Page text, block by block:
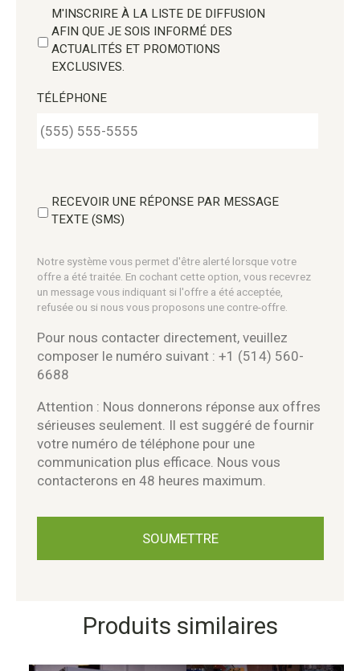
M'INSCRIRE À LA LISTE DE DIFFUSION
AFIN QUE JE SOIS INFORMÉ DES
ACTUALITÉS ET PROMOTIONS
EXCLUSIVES.
TÉLÉPHONE
RECEVOIR UNE RÉPONSE PAR MESSAGE
TEXTE (SMS)
Notre système vous permet d'être alerté lorsque votre
offre a été traitée. En cochant cette option, vous recevrez
un message vous indiquant si l'offre a été acceptée,
refusée ou si nous vous proposons une contre-offre.
Pour nous contacter directement, veuillez
composer le numéro suivant : +1 (514) 560-
6688
Attention : Nous donnerons réponse aux offres
sérieuses seulement. Il est suggéré de fournir
votre numéro de téléphone pour une
communication plus efficace. Nous vous
contacterons en 48 heures maximum.
Produits similaires